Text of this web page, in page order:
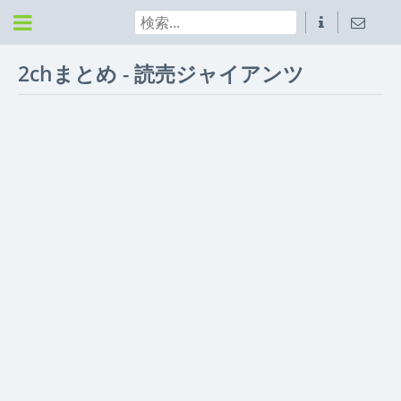
2chまとめ - 読売ジャイアンツ